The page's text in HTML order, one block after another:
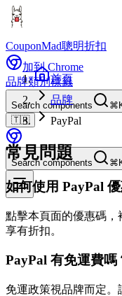
CouponMad聰明折扣
加到 Chrome
品牌類別標籤
Search components
🇹🇼
Search components
首頁
品牌
PayPal
常見問題
如何使用 PayPal
點擊本頁面的優惠碼，
享有折扣。
PayPal 有免運費嗎
免運政策視品牌而定。